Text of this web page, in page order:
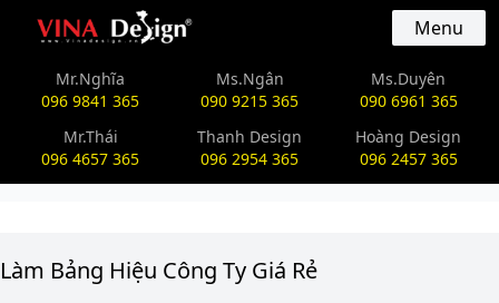
vinadesign.vn Menu
Mr.Nghĩa
096 9841 365
Ms.Ngân
090 9215 365
Ms.Duyên
090 6961 365
Mr.Thái
096 4657 365
Thanh Design
096 2954 365
Hoàng Design
096 2457 365
Làm Bảng Hiệu Công Ty Giá Rẻ